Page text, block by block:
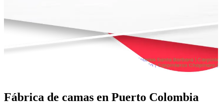
Fábrica de camas en Puerto Colombia